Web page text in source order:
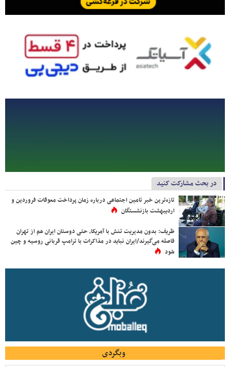
در بحث مشارکت کنید
تازه‌ترین خبر تامین اجتماعی درباره زمان پرداخت معوقات فروردین و
اردیبهشت بازنشستگان
ظریف: بدون مدیریت تنش با آمریکا، حتی دوستان ایران هم از تهران
فاصله می‌گیرند/ایران نباید در مذاکرات با ترامپ قربانی روسیه و چین
شود
وبگردی